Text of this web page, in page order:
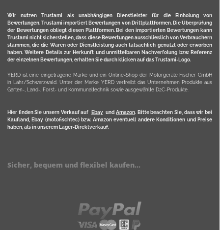
Wir nutzen Trustami als unabhängigen Dienstleister für die Einholung von
Bewertungen. Trustami importiert Bewertungen von Drittplattformen. Die Überprüfung
der Bewertungen obliegt diesen Plattformen. Bei den importierten Bewertungen kann
Trustami nicht sicherstellen, dass diese Bewertungen ausschließlich von Verbrauchern
stammen, die die Waren oder Dienstleistung auch tatsächlich genutzt oder erworben
haben. Weitere Details zur Herkunft und unmittelbaren Nachverfolung bzw. Referenz
der einzelnen Bewertungen, erhalten Sie durch klicken auf das Trustami-Logo.
YERD ist eine eingetragene Marke und ein Online-Shop der Motorgeräte Fischer GmbH
in Lahr/Schwarzwald. Unter der Marke YERD vertreibt das Unternehmen Produkte aus
Garten-, Land-, Forst- und Kommunaltechnik sowie ausgewählte D2C-Produkte.
Hier finden Sie unsern Verkauf auf Ebayund Amazon. Bitte beachten Sie, dass wir bei
Kaufland, Ebay (motofischtec) bzw. Amazon eventuell andere Konditionen und Preise
haben, als in unserem Lager-Direktverkauf.
Sicher, bequem und flexibel kaufen...